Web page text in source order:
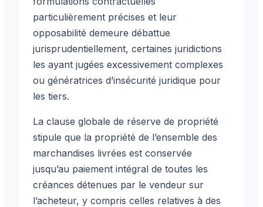
particulièrement précises et leur
opposabilité demeure débattue
jurisprudentiellement, certaines juridictions
les ayant jugées excessivement complexes
ou génératrices d’insécurité juridique pour
les tiers.
La clause globale de réserve de propriété
stipule que la propriété de l’ensemble des
marchandises livrées est conservée
jusqu’au paiement intégral de toutes les
créances détenues par le vendeur sur
l’acheteur, y compris celles relatives à des